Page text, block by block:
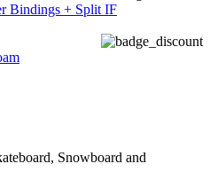
Bindings + Split IF
Snowboard and